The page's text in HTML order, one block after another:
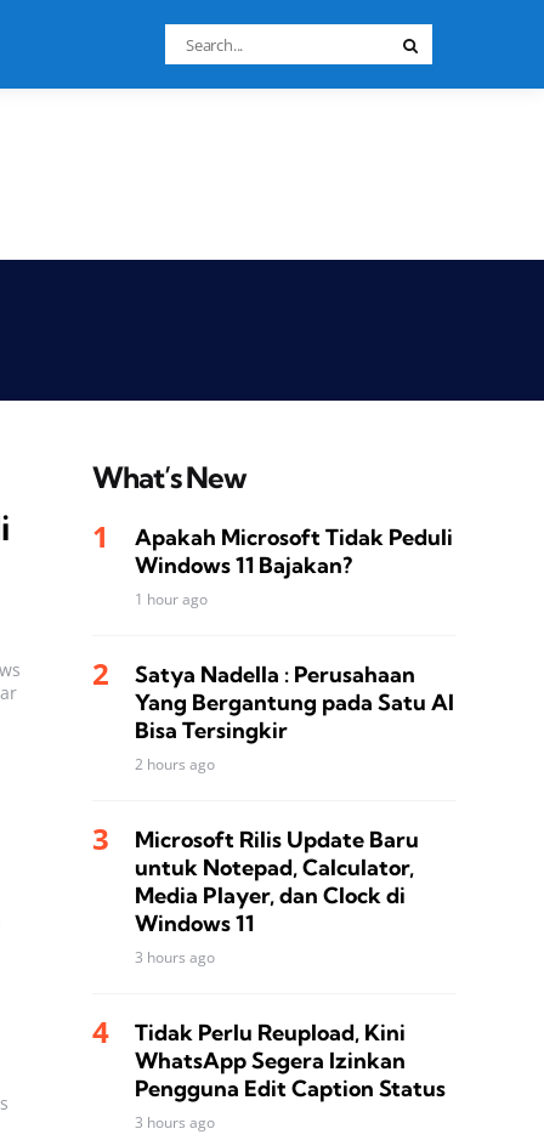
Search
for:
What’s New
Apakah Microsoft Tidak Peduli
Windows 11 Bajakan?
1 hour ago
Satya Nadella : Perusahaan
Yang Bergantung pada Satu AI
Bisa Tersingkir
2 hours ago
Microsoft Rilis Update Baru
untuk Notepad, Calculator,
Media Player, dan Clock di
Windows 11
3 hours ago
Tidak Perlu Reupload, Kini
WhatsApp Segera Izinkan
Pengguna Edit Caption Status
3 hours ago